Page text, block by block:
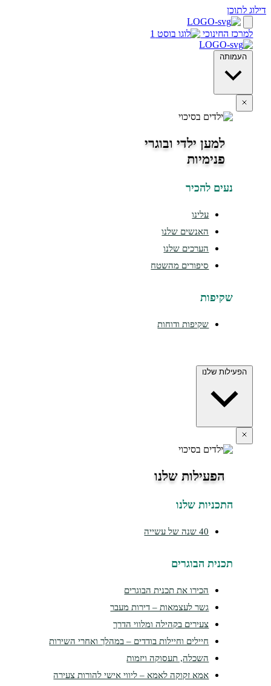
לתוכן
החינוכי
העמותה
למען ילדי ובוגרי
פנימיות
נעים להכיר
עלינו
האנשים שלנו
הערכים שלנו
סיפורים מהשטח
שקיפות
שקיפות ודוחות
הפעילות שלנו
הפעילות שלנו
התכניות שלנו
תכנית הבוגרים
הכירו את תכנית הבוגרים
גשר לעצמאות – דירות מעבר
צעירים בקהילה ומלווי הדרך
חיילים וחיילות בודדים – במהלך ואחרי השירות
השכלה, תעסוקה ויזמות
אמא זקוקה לאמא – ליווי אישי להורות צעירה